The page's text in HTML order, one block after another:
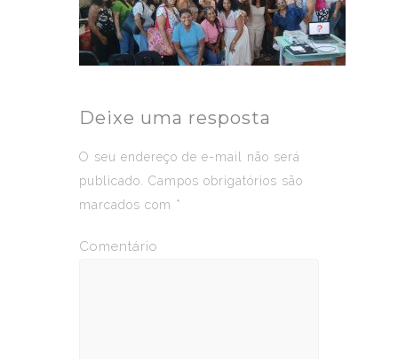
Deixe uma resposta
O seu endereço de e-mail não será
publicado.
Campos obrigatórios são
marcados com *
Comentário